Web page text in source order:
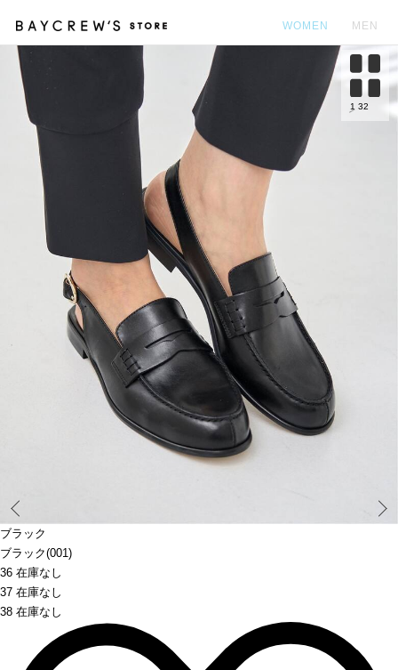
WOMEN MEN
ブラック
ブラック(001)
36 在庫なし
37 在庫なし
38 在庫なし
1 32